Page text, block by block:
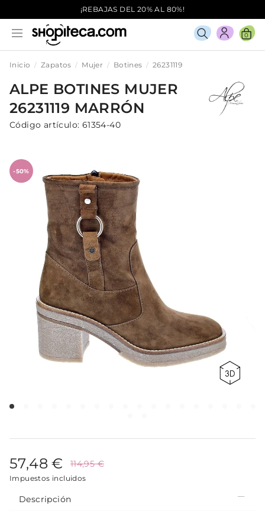
¡REBAJAS DEL 20% AL 80%!
0
Inicio Zapatos Mujer Botines 26231119
ALPE BOTINES MUJER
26231119 MARRÓN
Código artículo: 61354-40
-50%
57,48 € 114,95 €
Impuestos incluidos
Descripción